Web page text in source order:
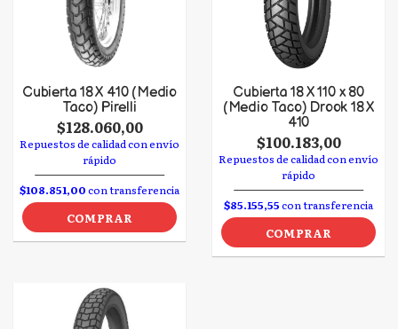
Cubierta 18 X 410 (Medio
Taco) Pirelli
$128.060,00
Repuestos de calidad con envío
rápido
$108.851,00con transferencia
COMPRAR
Cubierta 18 X 110 x 80
(Medio Taco) Drook 18 X
410
$100.183,00
Repuestos de calidad con envío
rápido
$85.155,55con transferencia
COMPRAR